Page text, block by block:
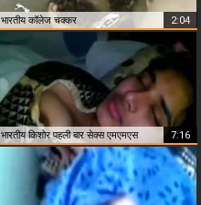
भारतीय कॉलेज चक्कर 2:04
भारतीय किशोर पहली बार सेक्स एमएमएस 7:16